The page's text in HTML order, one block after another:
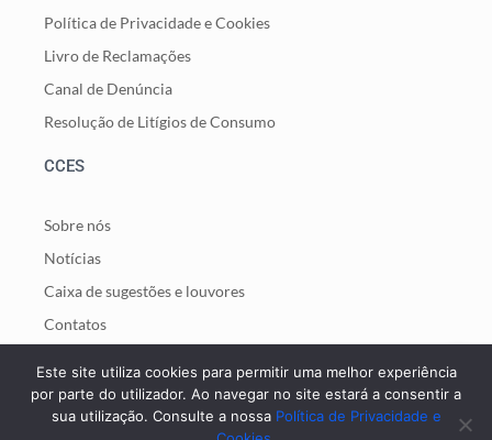
Política de Privacidade e Cookies
Livro de Reclamações
Canal de Denúncia
Resolução de Litígios de Consumo
CCES
Sobre nós
Notícias
Caixa de sugestões e louvores
Contatos
Contactos
geral@ccesocial.pt
Este site utiliza cookies para permitir uma melhor experiência
por parte do utilizador. Ao navegar no site estará a consentir a
sua utilização. Consulte a nossa Política de Privacidade e